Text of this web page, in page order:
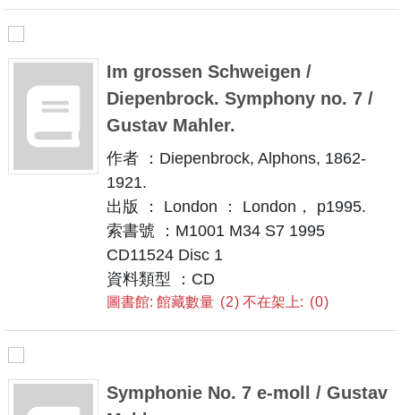
Im grossen Schweigen /
Diepenbrock. Symphony no. 7 /
Gustav Mahler.
作者 ：Diepenbrock, Alphons, 1862-
1921.
出版 ： London ： London， p1995.
索書號 ：M1001 M34 S7 1995
CD11524 Disc 1
資料類型 ：CD
圖書館: 館藏數量 2 不在架上: 0
Symphonie No. 7 e-moll / Gustav